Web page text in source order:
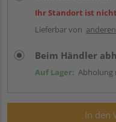
Ihr Standort ist
Lieferbar von
Beim Händler
Auf Lager: Abholung
In den